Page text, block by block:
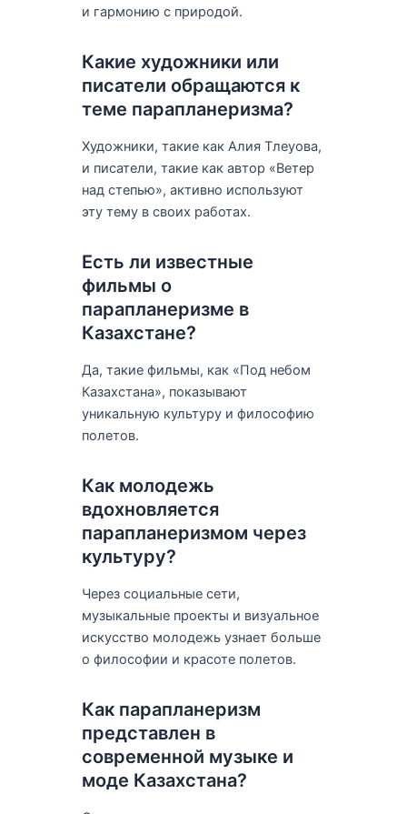
и гармонию с природой.
Какие художники или
писатели обращаются к
теме парапланеризма?
Художники, такие как Алия Тлеуова,
и писатели, такие как автор «Ветер
над степью», активно используют
эту тему в своих работах.
Есть ли известные
фильмы о
парапланеризме в
Казахстане?
Да, такие фильмы, как «Под небом
Казахстана», показывают
уникальную культуру и философию
полетов.
Как молодежь
вдохновляется
парапланеризмом через
культуру?
Через социальные сети,
музыкальные проекты и визуальное
искусство молодежь узнает больше
о философии и красоте полетов.
Как парапланеризм
представлен в
современной музыке и
моде Казахстана?